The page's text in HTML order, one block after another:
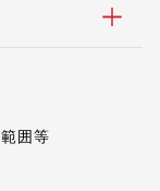
囲等